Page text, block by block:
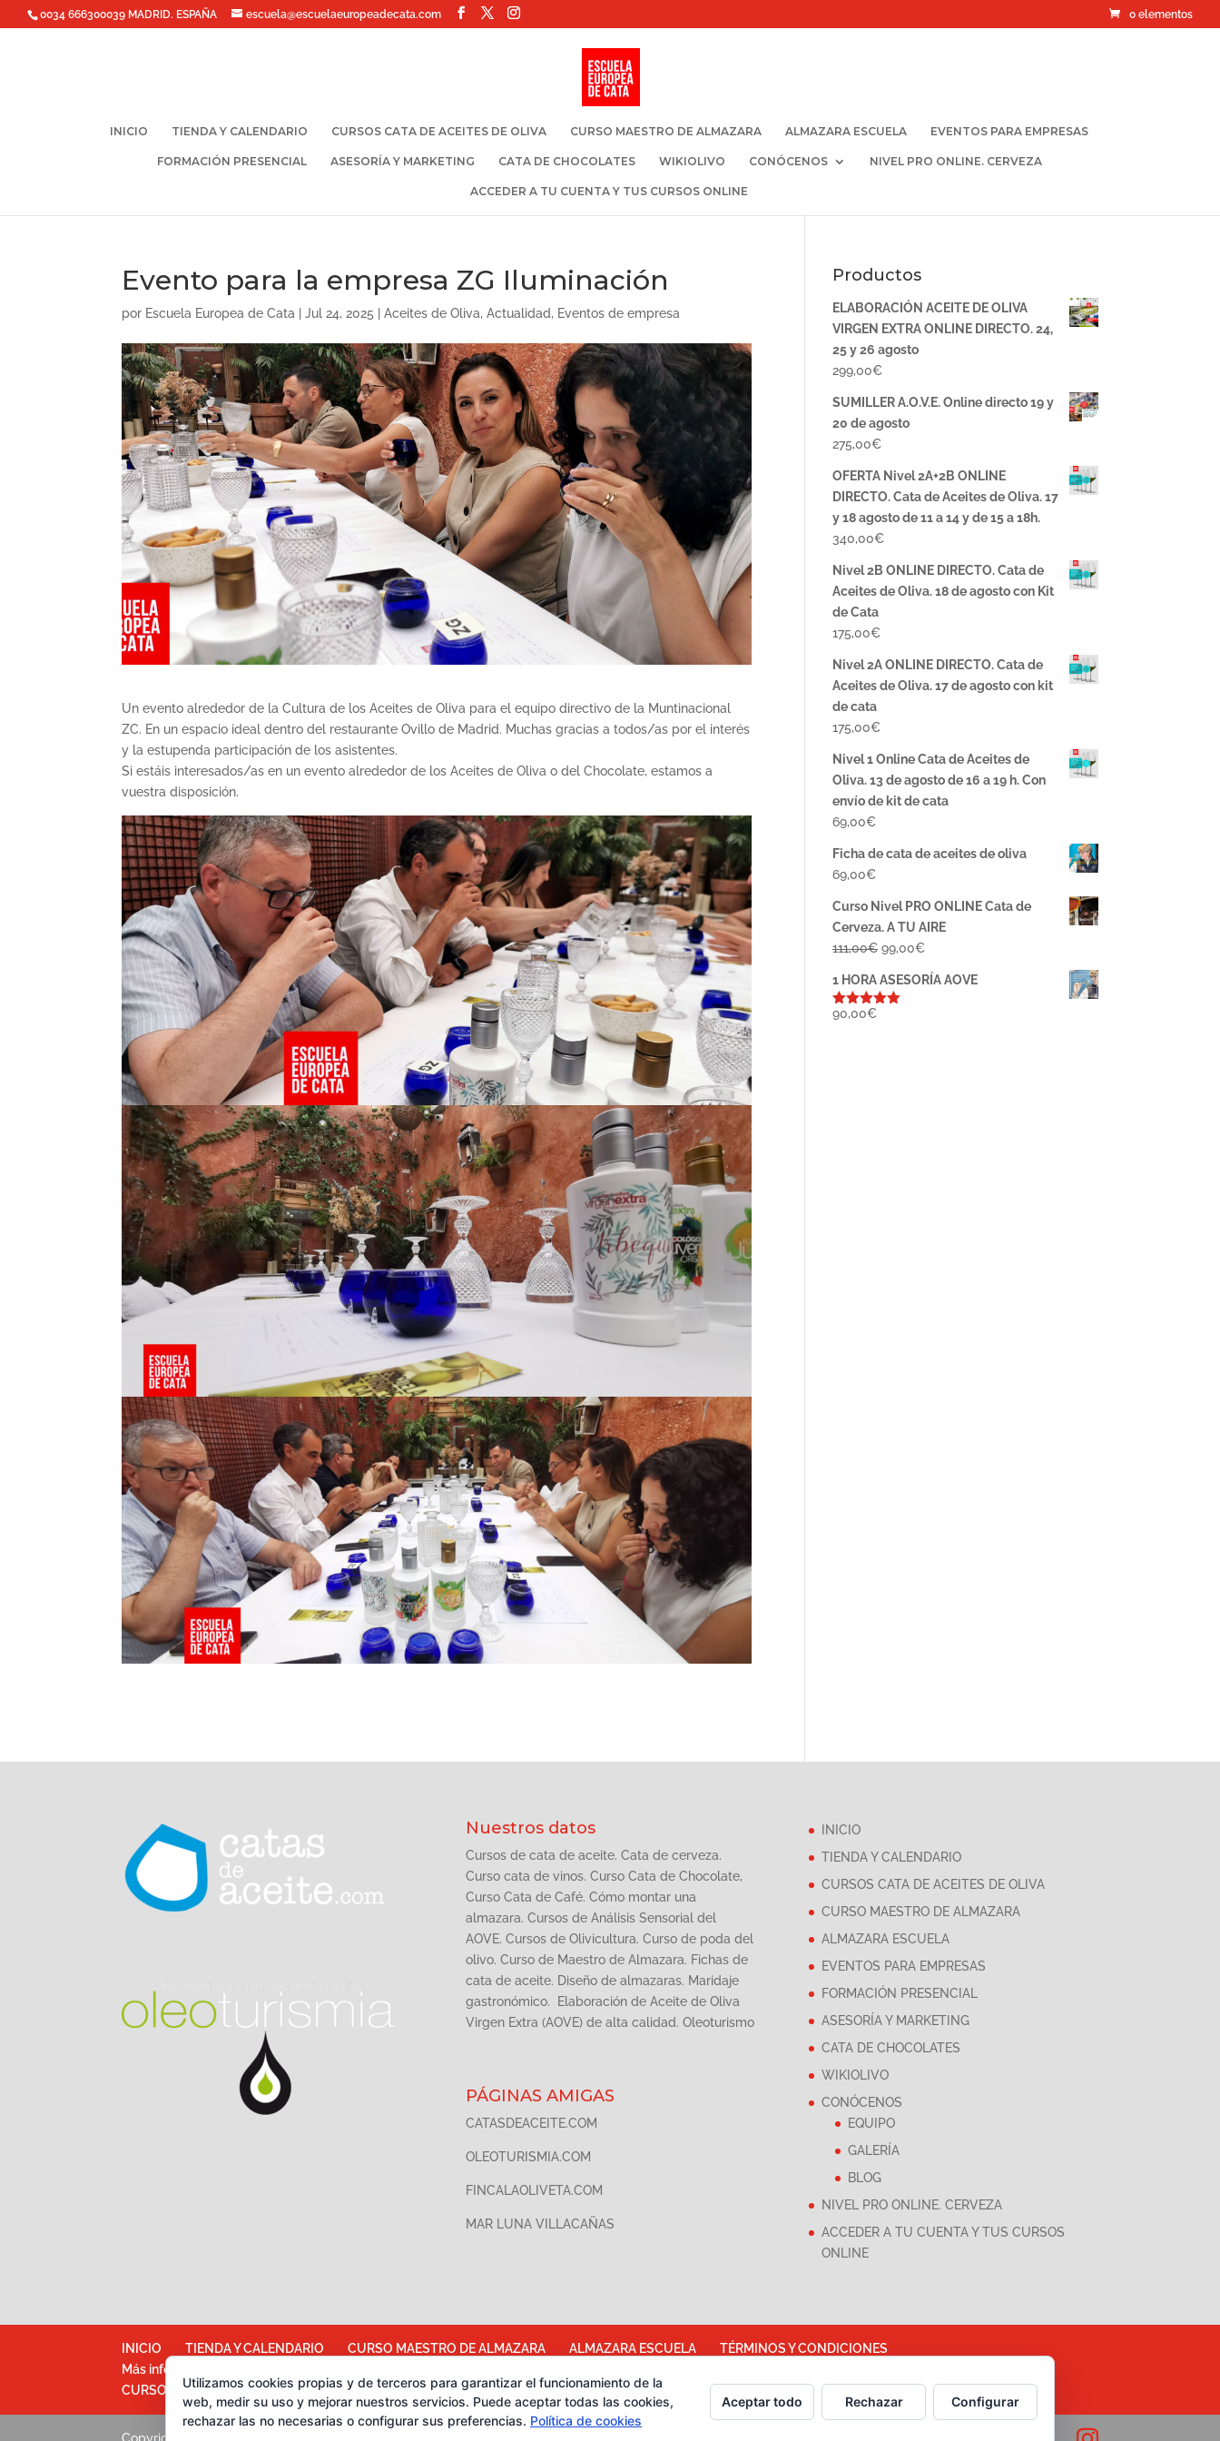
0034 666300039 MADRID. ESPAÑA escuela@escuelaeuropeadecata.com 0 elementos
INICIO TIENDA Y CALENDARIO CURSOS CATA DE ACEITES DE OLIVA CURSO MAESTRO DE ALMAZARA ALMAZARA ESCUELA EVENTOS PARA EMPRESAS
FORMACIÓN PRESENCIAL ASESORÍA Y MARKETING CATA DE CHOCOLATES WIKIOLIVO CONÓCENOS NIVEL PRO ONLINE. CERVEZA
ACCEDER A TU CUENTA Y TUS CURSOS ONLINE
Evento para la empresa ZG Iluminación
por Escuela Europea de Cata |Jul 24, 2025 |Aceites de Oliva,Actualidad, Eventos de empresa
Un evento alrededor de la Cultura de los Aceites de Oliva para el equipo directivo de la Muntinacional
ZC. En un espacio ideal dentro del restaurante Ovillo de Madrid. Muchas gracias a todos/as por el interés
y la estupenda participación de los asistentes.
Si estáis interesados/as en un evento alrededor de los Aceites de Oliva o del Chocolate, estamos a
vuestra disposición.
Productos
ELABORACIÓN ACEITE DE OLIVA
VIRGEN EXTRA ONLINE DIRECTO. 24,
25 y 26 agosto
299,00€
SUMILLER A.O.V.E. Online directo 19 y
20 de agosto
275,00€
OFERTA Nivel 2A+2B ONLINE
DIRECTO. Cata de Aceites de Oliva. 17
y 18 agosto de 11 a 14 y de 15 a 18h.
340,00€
Nivel 2B ONLINE DIRECTO. Cata de
Aceites de Oliva. 18 de agosto con Kit
de Cata
175,00€
Nivel 2A ONLINE DIRECTO. Cata de
Aceites de Oliva. 17 de agosto con kit
de cata
175,00€
Nivel 1 Online Cata de Aceites de
Oliva. 13 de agosto de 16 a 19 h. Con
envío de kit de cata
69,00€
Ficha de cata de aceites de oliva
69,00€
Curso Nivel PRO ONLINE Cata de
Cerveza. A TU AIRE
111,00€ El
original
99,00€El
actual
1 HORA ASESORÍA AOVE
Valorado
90,00€
Nuestros datos
Cursos de cata de aceite. Cata de cerveza.
Curso cata de vinos. Curso Cata de Chocolate,
Curso Cata de Café. Cómo montar una
almazara. Cursos de Análisis Sensorial del
AOVE. Cursos de Olivicultura. Curso de poda del
olivo. Curso de Maestro de Almazara. Fichas de
cata de aceite. Diseño de almazaras. Maridaje
gastronómico. Elaboración de Aceite de Oliva
Virgen Extra (AOVE) de alta calidad. Oleoturismo
PÁGINAS AMIGAS
CATASDEACEITE.COM
OLEOTURISMIA.COM
FINCALAOLIVETA.COM
MAR LUNA VILLACAÑAS
INICIO
TIENDA Y CALENDARIO
CURSOS CATA DE ACEITES DE OLIVA
CURSO MAESTRO DE ALMAZARA
ALMAZARA ESCUELA
EVENTOS PARA EMPRESAS
FORMACIÓN PRESENCIAL
ASESORÍA Y MARKETING
CATA DE CHOCOLATES
WIKIOLIVO
CONÓCENOS
EQUIPO
GALERÍA
BLOG
NIVEL PRO ONLINE. CERVEZA
ACCEDER A TU CUENTA Y TUS CURSOS
ONLINE
INICIO TIENDA Y CALENDARIO CURSO MAESTRO DE ALMAZARA ALMAZARA ESCUELA
TÉRMINOS Y CONDICIONES
Más información sobre las cookies
CURSOS CATA DE ACEITES DE OLIVA
Copyright Grupo Oleoturismia. Al servicio del Aceite de Oliva Virgen Extra
Utilizamos cookies propias y de terceros para garantizar el funcionamiento de la
web, medir su uso y mejorar nuestros servicios. Puede aceptar todas las cookies,
rechazar las no necesarias o configurar sus preferencias. Política de cookies
Aceptar todo Rechazar Configurar